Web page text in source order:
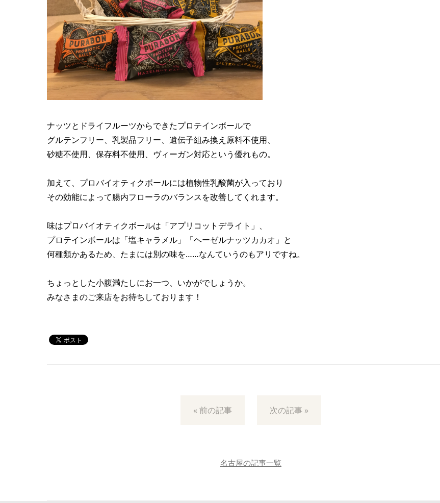
ナッツとドライフルーツからできたプロテインボールで
グルテンフリー、乳製品フリー、遺伝子組み換え原料不使用、
砂糖不使用、保存料不使用、ヴィーガン対応という優れもの。
加えて、プロバイオティクボールには植物性乳酸菌が入っており
その効能によって腸内フローラのバランスを改善してくれます。
味はプロバイオティクボールは「アプリコットデライト」、
プロテインボールは「塩キャラメル」「ヘーゼルナッツカカオ」と
何種類かあるため、たまには別の味を……なんていうのもアリですね。
ちょっとした小腹満たしにお一つ、いかがでしょうか。
みなさまのご来店をお待ちしております！
« 前の記事 次の記事 »
名古屋の記事一覧